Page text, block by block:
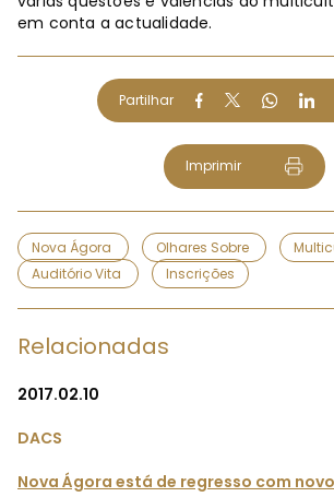
em conta a actualidade.
Partilhar
Imprimir
Nova Ágora Olhares Sobre
Auditório Vita
Inscrições
Relacionadas
2017.02.10
DACS
Nova Ágora está de regresso com